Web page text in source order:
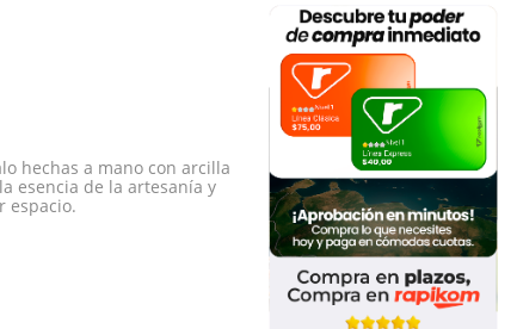
hechas a mano con arcilla
esencia de la artesanía y
espacio.